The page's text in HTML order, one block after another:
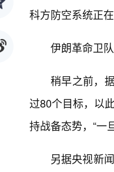
科方防空系统正
伊朗革命卫
稍早之前，
过80个目标，以
持战备态势，“一
另据央视新